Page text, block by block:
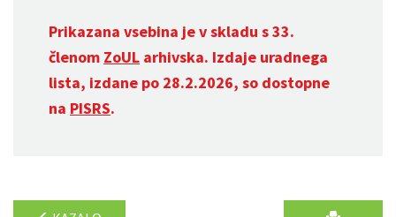
Prikazana vsebina je v skladu s 33.
členom ZoUL arhivska. Izdaje uradnega
lista, izdane po 28.2.2026, so dostopne
na PISRS.